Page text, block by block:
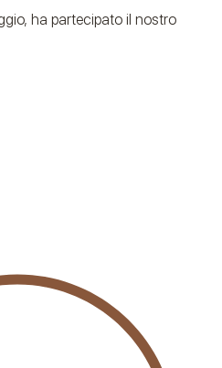
ha partecipato il nostro